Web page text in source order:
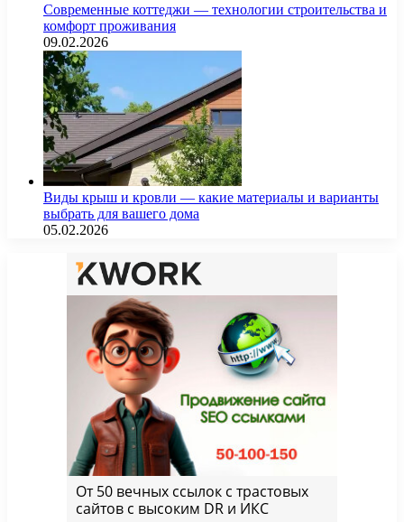
Современные коттеджи — технологии строительства и
комфорт проживания
09.02.2026
Виды крыш и кровли — какие материалы и варианты
выбрать для вашего дома
05.02.2026